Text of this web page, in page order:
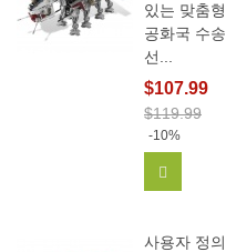
있는 맞춤형
공화국 수송
선...
$107.99
$119.99
-10%
사용자 정의